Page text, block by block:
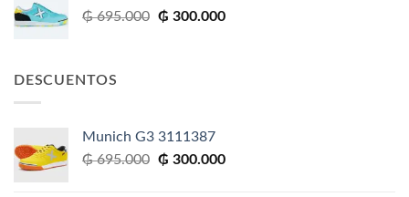
₲695.000 El
₲ 300.000El
DESCUENTOS
Munich G3 3111387
₲695.000 El
₲ 300.000El